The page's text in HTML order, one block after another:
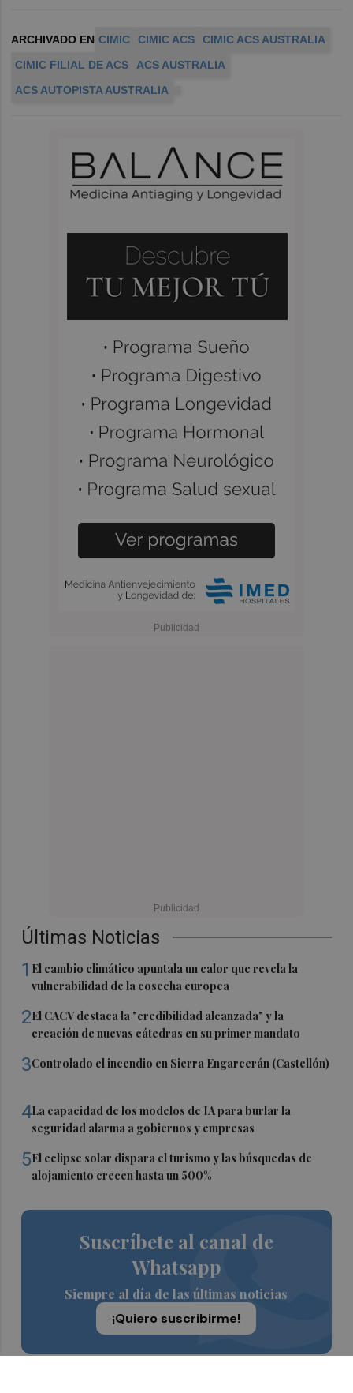
Últimas Noticias
1 El cambio climático apuntala un calor que revela la
vulnerabilidad de la cosecha europea
2El CACV destaca la "credibilidad alcanzada" y la
creación de nuevas cátedras en su primer mandato
3Controlado el incendio en Sierra Engarcerán (Castellón)
4La capacidad de los modelos de IA para burlar la
seguridad alarma a gobiernos y empresas
5El eclipse solar dispara el turismo y las búsquedas de
alojamiento crecen hasta un 500%
Suscríbete al canal de
Whatsapp
Siempre al día de las últimas noticias
¡Quiero suscribirme!
ARCHIVADO EN CIMIC CIMIC ACS
CIMIC ACS AUSTRALIA
CIMIC FILIAL DE ACS
ACS AUSTRALIA
ACS AUTOPISTA AUSTRALIA